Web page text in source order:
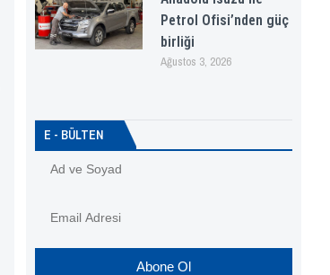
Petrol Ofisi’nden güç
birliği
Ağustos 3, 2026
E - BÜLTEN
Abone Ol